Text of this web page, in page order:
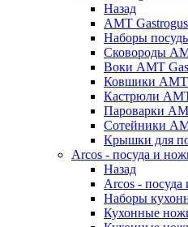
Назад
AMT
Наборы
Сковороды
Воки AMT
Ковшики AMT
Кастрюли
Пароварки
Сотейники
Крышки для
Arcos - посуда и
Назад
Arcos -
Наборы
Кухонные